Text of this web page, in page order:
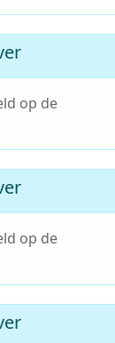
op de
op de